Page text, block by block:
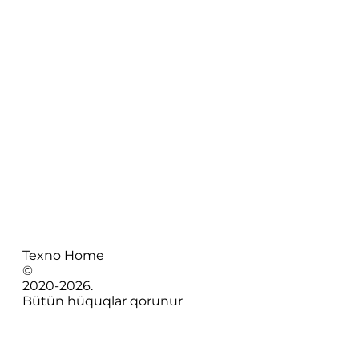
Texno Home
©
2020-2026.
Bütün hüquqlar qorunur